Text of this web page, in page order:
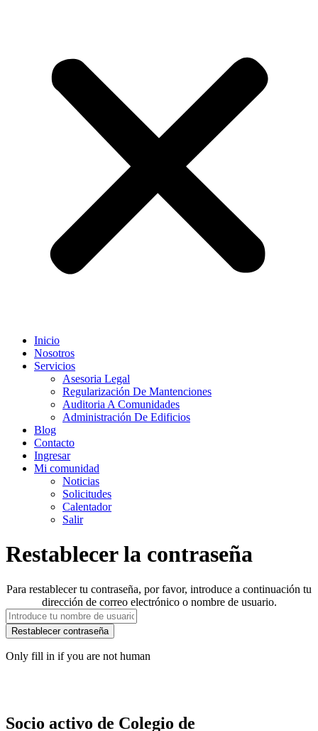
Inicio
Nosotros
Servicios
Asesoria Legal
Regularización De Mantenciones
Auditoria A Comunidades
Administración De Edificios
Blog
Contacto
Ingresar
Mi comunidad
Noticias
Solicitudes
Calentador
Salir
Restablecer la contraseña
Para restablecer tu contraseña, por favor, introduce a continuación tu
dirección de correo electrónico o nombre de usuario.
Only fill in if you are not human
Socio activo de Colegio de